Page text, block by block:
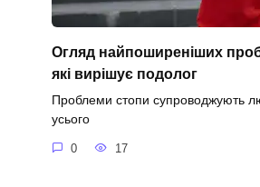
Огляд найпоширеніших
які вирішує подолог
Проблеми стопи супроводжують
усього
0 17